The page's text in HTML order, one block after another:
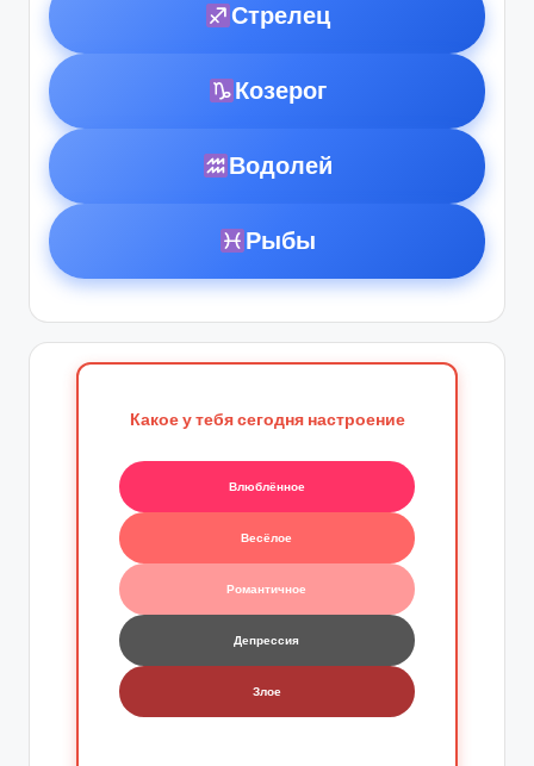
Стрелец
Козерог
Водолей
Рыбы
Какое у тебя сегодня настроение
Влюблённое
Весёлое
Романтичное
Депрессия
Злое